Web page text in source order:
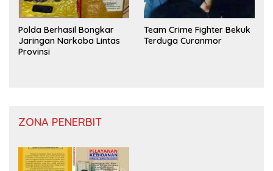
Polda Berhasil Bongkar
Jaringan Narkoba Lintas
Provinsi
Team Crime Fighter Bekuk
Terduga Curanmor
ZONA PENERBIT